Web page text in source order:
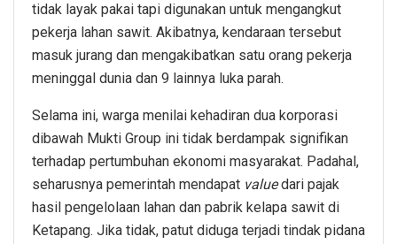
tidak layak pakai tapi digunakan untuk mengangkut
pekerja lahan sawit. Akibatnya, kendaraan tersebut
masuk jurang dan mengakibatkan satu orang pekerja
meninggal dunia dan 9 lainnya luka parah.
Selama ini, warga menilai kehadiran dua korporasi
dibawah Mukti Group ini tidak berdampak signifikan
terhadap pertumbuhan ekonomi masyarakat. Padahal,
seharusnya pemerintah mendapat valuedari pajak
hasil pengelolaan lahan dan pabrik kelapa sawit di
Ketapang. Jika tidak, patut diduga terjadi tindak pidana